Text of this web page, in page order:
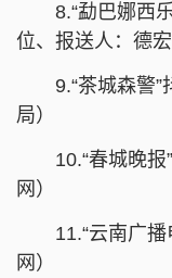
8.“勐巴娜西乐
位、报送人：德
9.“茶城森警”
局）
10.“春城晚报”
网）
11.“云南广播
网）